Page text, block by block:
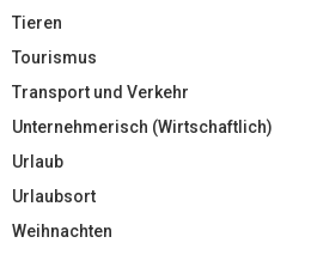
Tieren
Tourismus
Transport und Verkehr
Unternehmerisch (Wirtschaftlich)
Urlaub
Urlaubsort
Weihnachten